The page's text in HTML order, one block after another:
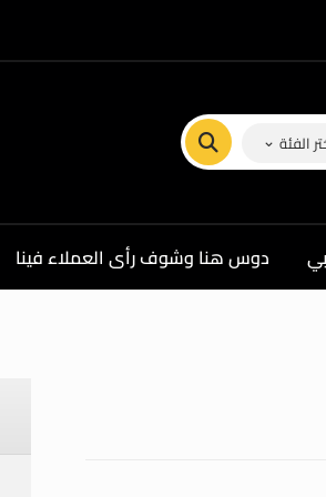
الفئة
دوس هنا وشوف رأى العملاء فينا